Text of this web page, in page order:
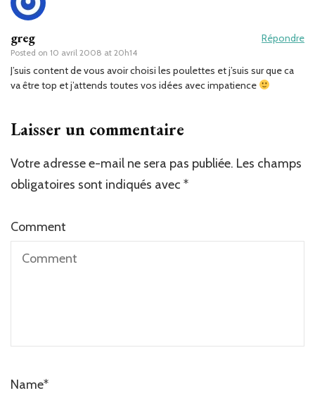
greg
Posted on 10 avril 2008 at 20h14
Répondre
J’suis content de vous avoir choisi les poulettes et j’suis sur que ca
va être top et j’attends toutes vos idées avec impatience
Laisser un commentaire
Votre adresse e-mail ne sera pas publiée. Les champs
obligatoires sont indiqués avec *
Comment
Name*